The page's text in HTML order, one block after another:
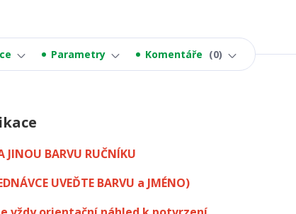
Parametry Komentáře 0
JINOU BARVU RUČNÍKU
UVEĎTE BARVU a JMÉNO)